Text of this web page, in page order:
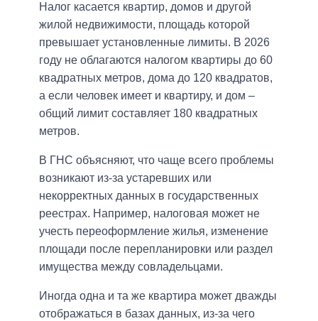
Налог касается квартир, домов и другой
жилой недвижимости, площадь которой
превышает установленные лимиты. В 2026
году не облагаются налогом квартиры до 60
квадратных метров, дома до 120 квадратов,
а если человек имеет и квартиру, и дом –
общий лимит составляет 180 квадратных
метров.
В ГНС объясняют, что чаще всего проблемы
возникают из-за устаревших или
некорректных данных в государственных
реестрах. Например, налоговая может не
учесть переоформление жилья, изменение
площади после перепланировки или раздел
имущества между совладельцами.
Иногда одна и та же квартира может дважды
отображаться в базах данных, из-за чего